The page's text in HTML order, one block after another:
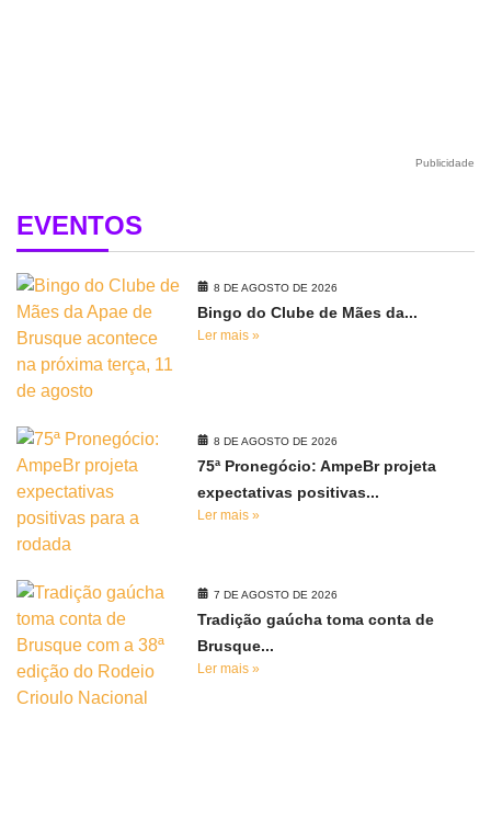
Publicidade
EVENTOS
8 DE AGOSTO DE 2026
Bingo do Clube de Mães da...
Ler mais »
8 DE AGOSTO DE 2026
75ª Pronegócio: AmpeBr projeta
expectativas positivas...
Ler mais »
7 DE AGOSTO DE 2026
Tradição gaúcha toma conta de
Brusque...
Ler mais »